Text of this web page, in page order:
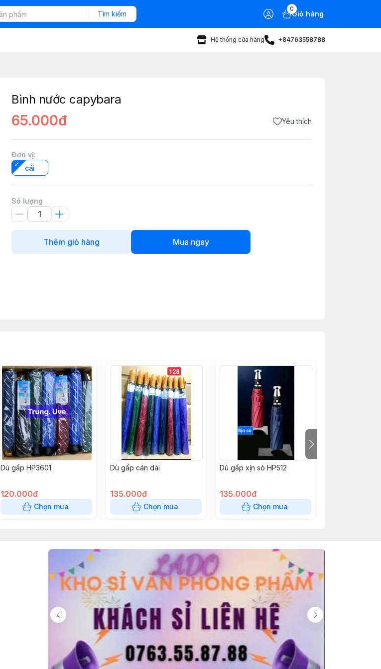
Tìm kiếm
0
Giỏ hàng
Hệ thống cửa hàng +84763558788
Bình nước capybara
65.000đ Yêu thích
Đơn vị:
cái
Số lượng
Thêm giỏ hàng Mua ngay
Dù gấp HP3601
120.000đ
Chọn mua
Dù gấp cán dài
135.000đ
Chọn mua
Dù gấp xịn sò HP512
135.000đ
Chọn mua